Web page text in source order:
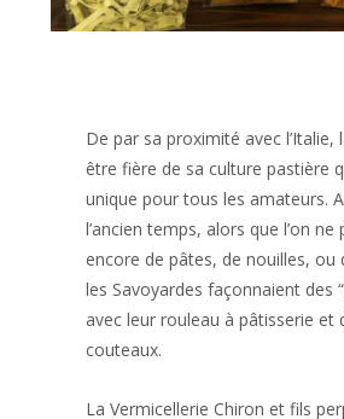
De par sa proximité avec l’Italie,
être fière de sa culture pastière
unique pour tous les amateurs.
l’ancien temps, alors que l’on ne
encore de pâtes, de nouilles, ou
les Savoyardes façonnaient des
avec leur rouleau à pâtisserie et
couteaux.
La Vermicellerie Chiron et fils